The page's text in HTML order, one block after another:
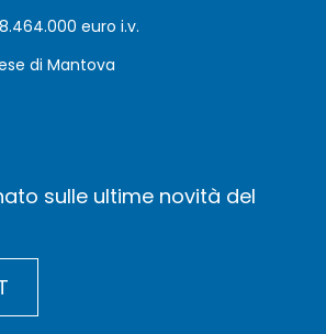
euro i.v.
di Mantova
sulle ultime novità del